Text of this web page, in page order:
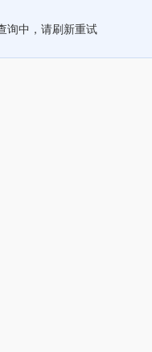
询中，请刷新重试